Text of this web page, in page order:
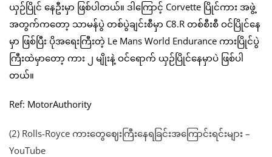
ယှဉ်ပြိုင် နေဦးမှာ ဖြစ်ပါတယ်။ ဒါကြောင့် Corvette ပြိုင်ကား အဖွဲ့
အတွက်ကတော့ သာမန်ပွဲ တစ်ပွဲချင်းစီမှာ C8.R တစ်စီးစီ ဝင်ပြိုင်နေ
မှာ ဖြစ်ပြီး ပိုအရေးကြီးတဲ့ Le Mans World Endurance ကားပြိုင်ပွဲ
ကြီးထဲမှာတော့ ကား ၂ မျိုးနဲ့ ဝင်ရောက် ယှဉ်ပြိုင်နေမှာပဲ ဖြစ်ပါ
တယ်။
Ref: MotorAuthority
(2) Rolls-Royce ကားတွေဈေးကြီးနေရခြင်းအကြောင်းရင်းများ –
YouTube